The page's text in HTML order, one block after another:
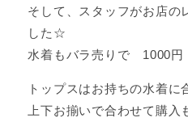
そして、スタッフがお店の
した☆
水着もバラ売りで 1000円
トップスはお持ちの水着に
上下お揃いで合わせて購入